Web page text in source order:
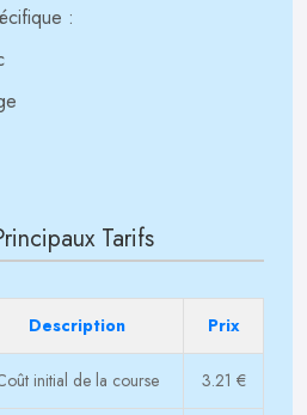
:
Tarifs
Description Prix
initial de la course 3.21 €